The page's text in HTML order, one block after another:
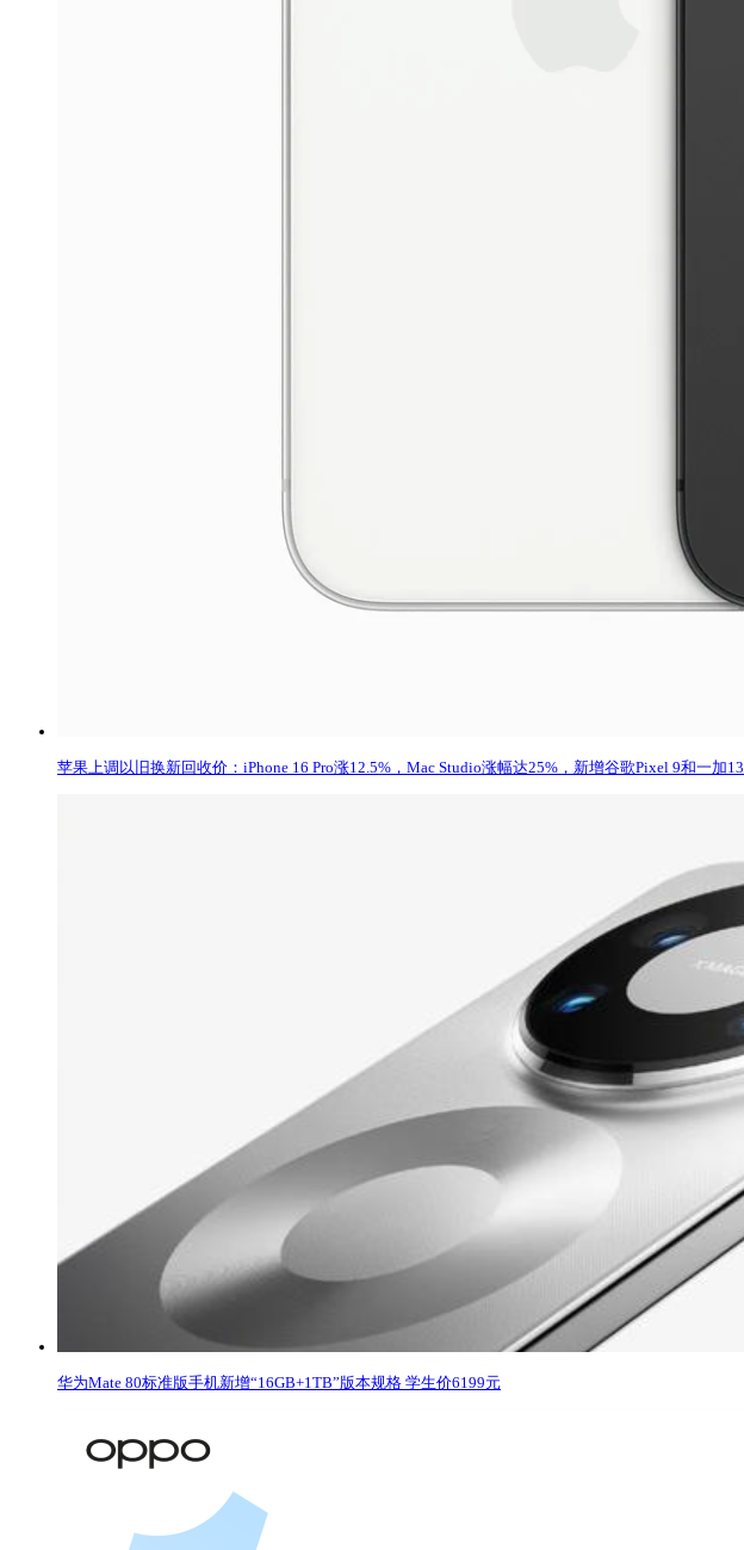
苹果上调以旧换新回收价：iPhone 16 Pro涨12.5%，Mac Studio涨幅达25%，新增谷歌Pixel 9和一加13
华为Mate 80标准版手机新增“16GB+1TB”版本规格 学生价6199元